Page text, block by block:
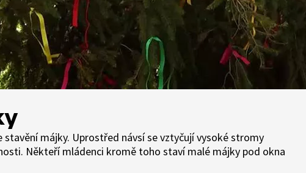
májky. Uprostřed návsí se vztyčují vysoké stromy
Někteří mládenci kromě toho staví malé májky pod okna